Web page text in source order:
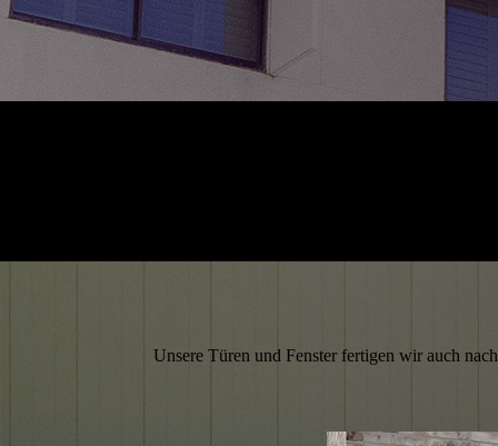
Unsere Türen und Fenster fertigen wir auch